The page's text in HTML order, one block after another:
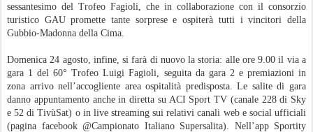
sessantesimo del Trofeo Fagioli, che in collaborazione con il consorzio
turistico GAU promette tante sorprese e ospiterà tutti i vincitori della
Gubbio-Madonna della Cima.
Domenica 24 agosto, infine, si farà di nuovo la storia: alle ore 9.00 il via a
gara 1 del 60° Trofeo Luigi Fagioli, seguita da gara 2 e premiazioni in
zona arrivo nell’accogliente area ospitalità predisposta. Le salite di gara
danno appuntamento anche in diretta su ACI Sport TV (canale 228 di Sky
e 52 di TivùSat) o in live streaming sui relativi canali web e social ufficiali
(pagina facebook @Campionato Italiano Supersalita). Nell’app Sportity